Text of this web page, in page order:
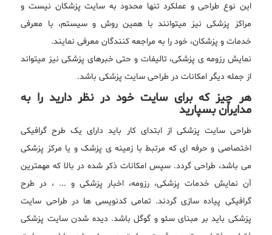
این نوع طراحی و عملکرد تنها محدود به سایت پزشکان نیست و
مراکز پزشکی نیز میتوانند با همین روش و سیستم، با معرفی
خدمات و پزشکان، خود را به مراجعه کنندگان معرفی نمایند.
نمایش رزومه ی پزشکی، تالیفات و حتی خبرهای پزشکی نیز میتواند
از جمله دیگر امکانات در طراحی سایت پزشکی باشد.
هر چیز که برای سایت خود در نظر دارید را به
مدایران بسپارید
طراحی سایت پزشکی از ابتدای کار باید دارای یک طرح گرافیکی
اختصاصی و حرفه ای که مرتبط با زمینه ی پزشک و یا مرکز پزشکی
می باشد، طراحی گردد. سپس امکانات ذکر شده در بالا که مهمترین
آن نمایش خدمات پزشکی، رزومه، اخبار پزشکی و ... ، در طرح
گرافیکی پیاده سازی گردند. تمامی کدنویسی ها در طراحی سایت
پزشکی باید بر مبنای سئو و گوگل باشد. دیده شدن سایت پزشکی